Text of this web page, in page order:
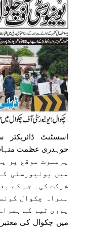
اسسٹنٹ ڈائریکٹر
پرمسرت موقع پر
میں یونیورسٹی
شرکت کی۔ جس کے
ہمراہ چکوال
میں چکوال کی